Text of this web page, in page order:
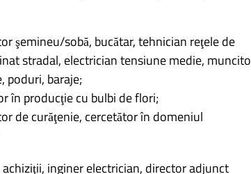
şemineu/sobă, bucătar, tehnician reţele de
stradal, electrician tensiune medie,
poduri, baraje;
în producţie cu bulbi de flori;
de curăţenie, cercetător în domeniul
inginer electrician, director adjunct